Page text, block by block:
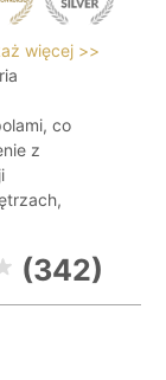
więcej >>
co
z
(342)